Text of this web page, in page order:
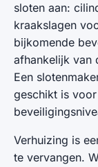
sloten aan:
kraakslagen
bijkomende
afhankelijk van
Een
geschikt is
Verhuizing is
te vervangen.